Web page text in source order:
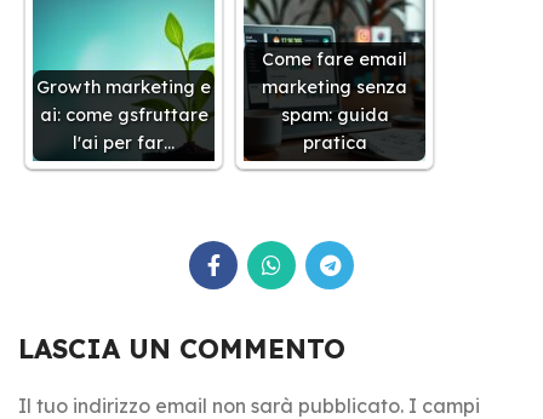
Growth marketing e
ai: come gsfruttare
l'ai per far…
Come fare email
marketing senza
spam: guida
pratica
LASCIA UN COMMENTO
Il tuo indirizzo email non sarà pubblicato. I campi